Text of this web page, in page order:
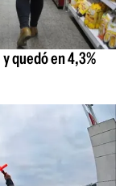
quedó en 4,3%